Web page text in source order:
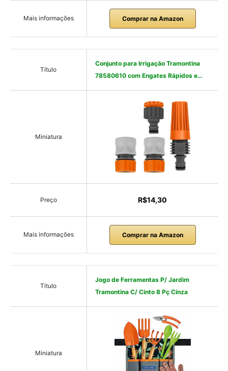
Mais informações Comprar na Amazon
Título
Conjunto para Irrigação Tramontina
78580610 com Engates Rápidos e…
Miniatura
Preço R$14,30
Mais informações Comprar na Amazon
Título
Jogo de Ferramentas P/ Jardim
Tramontina C/ Cinto 8 Pç Cinza
Miniatura